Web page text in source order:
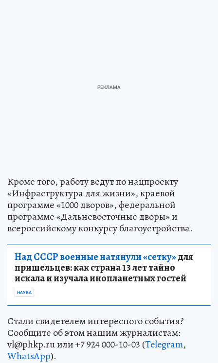
Кроме того, работу ведут по нацпроекту
«Инфраструктура для жизни», краевой
программе «1000 дворов», федеральной
программе «Дальневосточные дворы» и
всероссийскому конкурсу благоустройства.
Над СССР военные натянули «сетку»для
пришельцев: как страна 13 лет тайно
искала и изучала инопланетных гостей
НАУКА
Стали свидетелем интересного события?
Сообщите об этом нашим журналистам:
vl@phkp.ru или +7 924 000-10-03 (Telegram,
WhatsApp).